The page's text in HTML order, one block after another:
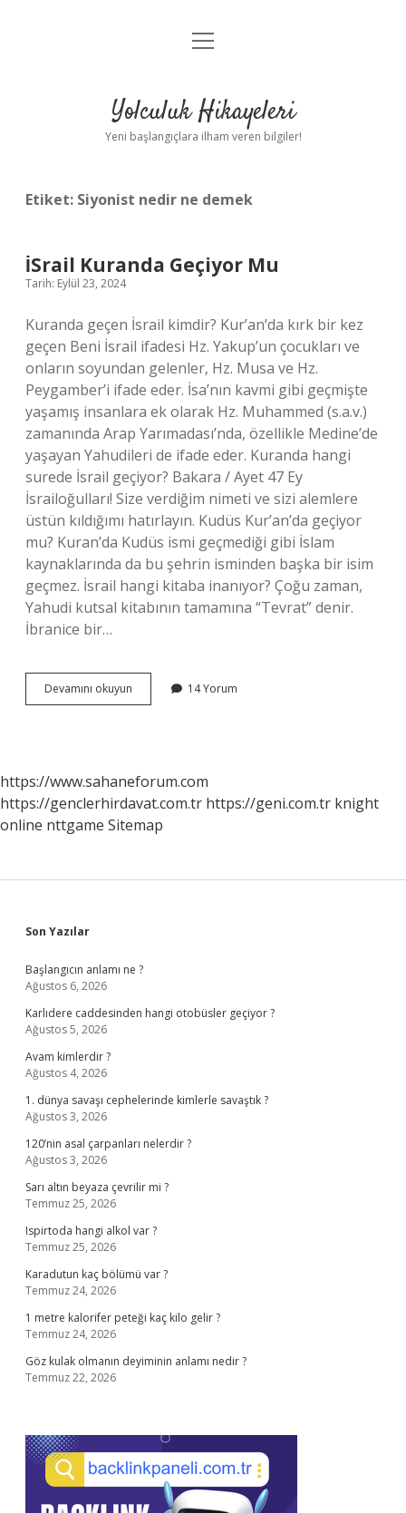
Anasayfa
Yasal Uyarı
menüyü
Yolculuk Hikayeleri
Yeni başlangıçlara ilham veren bilgiler!
Etiket: Siyonist nedir ne demek
İSrail Kuranda Geçiyor Mu
Tarih: Eylül 23, 2024
Kuranda geçen İsrail kimdir? Kur’an’da kırk bir kez
geçen Beni İsrail ifadesi Hz. Yakup’un çocukları ve
onların soyundan gelenler, Hz. Musa ve Hz.
Peygamber’i ifade eder. İsa’nın kavmi gibi geçmişte
yaşamış insanlara ek olarak Hz. Muhammed (s.a.v.)
zamanında Arap Yarımadası’nda, özellikle Medine’de
yaşayan Yahudileri de ifade eder. Kuranda hangi
surede İsrail geçiyor? Bakara / Ayet 47 Ey
İsrailoğulları! Size verdiğim nimeti ve sizi alemlere
üstün kıldığımı hatırlayın. Kudüs Kur’an’da geçiyor
mu? Kuran’da Kudüs ismi geçmediği gibi İslam
kaynaklarında da bu şehrin isminden başka bir isim
geçmez. İsrail hangi kitaba inanıyor? Çoğu zaman,
Yahudi kutsal kitabının tamamına “Tevrat” denir.
İbranice bir…
Devamını okuyun
Kuranda
14 Yorum
https://www.sahaneforum.com
https://genclerhirdavat.com.tr https://geni.com.tr knight
online nttgame Sitemap
Sidebar
Son Yazılar
Başlangıcın anlamı ne ?
Ağustos 6, 2026
Karlıdere caddesinden hangi otobüsler geçiyor ?
Ağustos 5, 2026
Avam kimlerdir ?
Ağustos 4, 2026
1. dünya savaşı cephelerinde kimlerle savaştık ?
Ağustos 3, 2026
120’nin asal çarpanları nelerdir ?
Ağustos 3, 2026
Sarı altın beyaza çevrilir mi ?
Temmuz 25, 2026
Ispirtoda hangi alkol var ?
Temmuz 25, 2026
Karadutun kaç bölümü var ?
Temmuz 24, 2026
1 metre kalorifer peteği kaç kilo gelir ?
Temmuz 24, 2026
Göz kulak olmanın deyiminin anlamı nedir ?
Temmuz 22, 2026